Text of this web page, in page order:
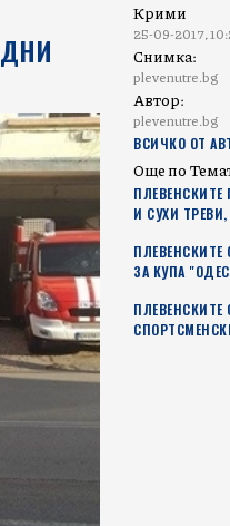
Крими
25-09-2017,
Снимка:
plevenutre.bg
Автор:
plevenutre.bg
ВСИЧКО ОТ
Още по
ПЛЕВЕНСКИТЕ
И СУХИ
ЗА КУПА